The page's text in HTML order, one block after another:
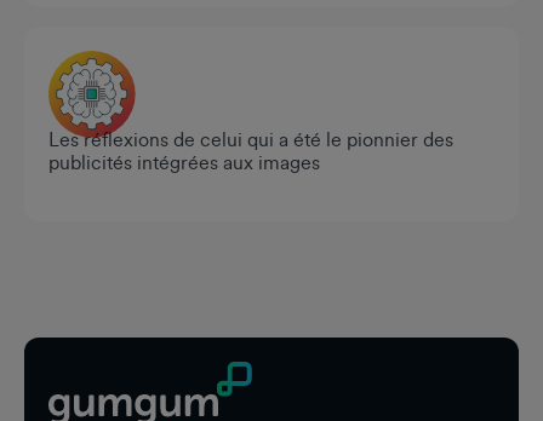
Les réflexions de celui qui a été le pionnier des
publicités intégrées aux images